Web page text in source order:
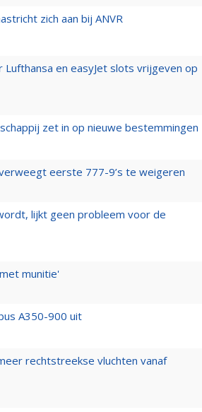
zich aan bij ANVR
en easyJet slots vrijgeven op
zet in op nieuwe bestemmingen
eerste 777-9’s te weigeren
lijkt geen probleem voor de
munitie'
A350-900 uit
rechtstreekse vluchten vanaf